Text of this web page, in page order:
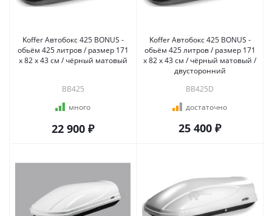
Koffer Автобокс 425 BONUS -
обьём 425 литров / размер 171
х 82 х 43 см / чёрный матовый
BB425
много
22 900 ₽
Koffer Автобокс 425 BONUS -
обьём 425 литров / размер 171
х 82 х 43 см / чёрный матовый /
двусторонний
BB425D
достаточно
25 400 ₽